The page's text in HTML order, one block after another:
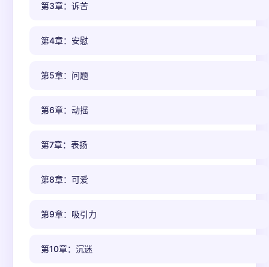
第3章：诉苦
第4章：安慰
第5章：问题
第6章：动摇
第7章：表扬
第8章：可爱
第9章：吸引力
第10章：沉迷